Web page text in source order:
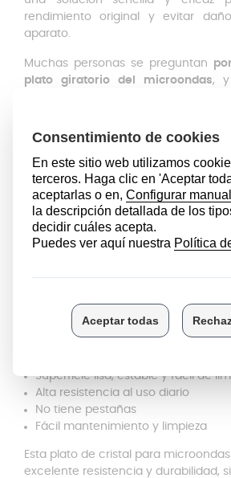
rendimiento original y evitar
aparato.
Muchas personas se preguntan
plato giratorio del microondas, y
de temperatura. Incluso colocar
casos, la mejor opción es adquirir
universalcompatible con el modelo
aparato. También es recomendable
las ruedas, ya que si están
impedir el giro correcto.
diámetro exacto. Esteplato giratorio
Diámetro exterior:245 mm
Superficie lisa, estable y fácil de
Alta resistencia al uso diario
No tiene pestañas
Fácil mantenimiento y limpieza
Esta plato de cristal para
excelente resistencia y durabilidad,